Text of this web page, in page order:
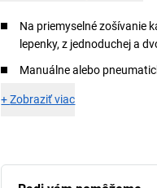
Na priemyselné zošívanie
lepenky, z jednoduchej a
Manuálne alebo
+Zobraziť viac